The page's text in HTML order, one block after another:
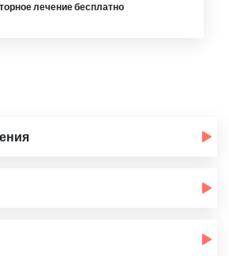
лечение бесплатно